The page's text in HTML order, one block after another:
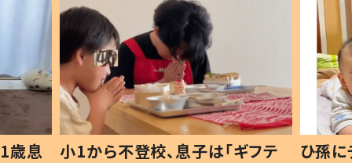
歳息
小1から不登校、息子は「ギフテ
ひ孫